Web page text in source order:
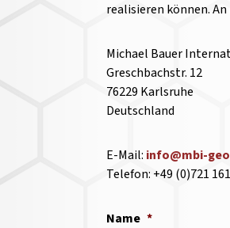
realisieren können.
Michael Bauer
Greschbachstr. 12
76229 Karlsruhe
Deutschland
E-Mail: info@mbi-
Telefon: +49 (0)721
Name *